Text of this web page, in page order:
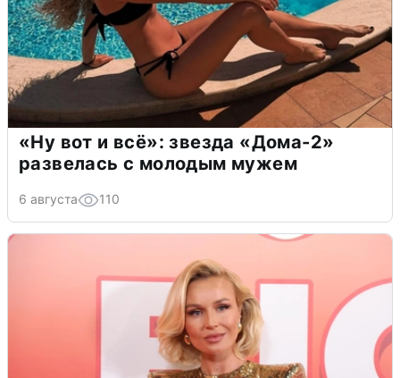
«Ну вот и всё»: звезда «Дома-2»
развелась с молодым мужем
6 августа 110